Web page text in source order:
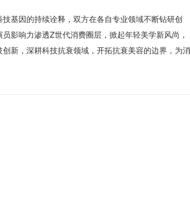
基因的持续诠释，双方在各自专业领域不断钻研创
影响力渗透Z世代消费圈层，掀起年轻美学新风尚，
新，深耕科技抗衰领域，开拓抗衰美容的边界，为消